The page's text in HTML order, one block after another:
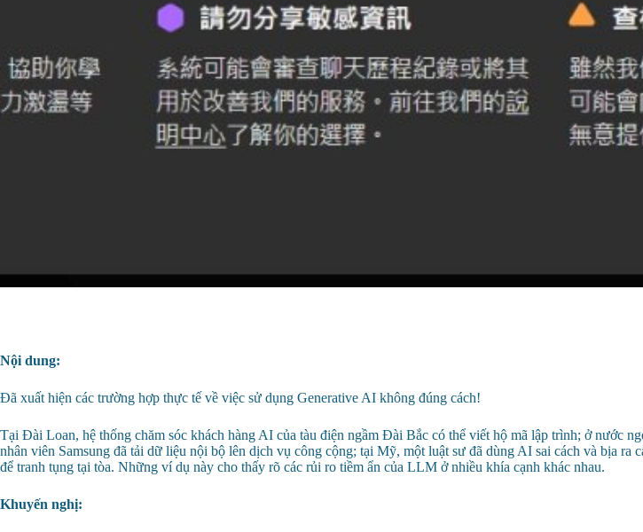
Nội dung:
Đã xuất hiện các trường hợp thực tế về việc sử dụng Generative AI không đúng cách!
Tại Đài Loan, hệ thống chăm sóc khách hàng AI của tàu điện ngầm Đài Bắc có thể viết hộ mã lập trình; ở nước
nhân viên Samsung đã tải dữ liệu nội bộ lên dịch vụ công cộng; tại Mỹ, một luật sư đã dùng AI sai cách và bịa ra
để tranh tụng tại tòa. Những ví dụ này cho thấy rõ các rủi ro tiềm ẩn của LLM ở nhiều khía cạnh khác nhau.
Khuyến nghị: